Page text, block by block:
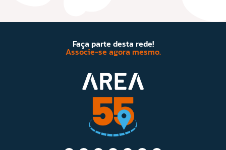
Faça parte desta rede!
Associe-se agora mesmo.